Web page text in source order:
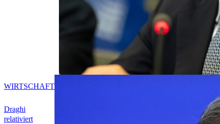
Draghi
relativiert
WIRTSCHAFT